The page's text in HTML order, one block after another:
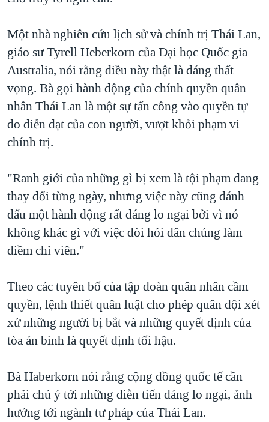
Một nhà nghiên cứu lịch sử và chính trị Thái Lan,
giáo sư Tyrell Heberkorn của Đại học Quốc gia
Australia, nói rằng điều này thật là đáng thất
vọng. Bà gọi hành động của chính quyền quân
nhân Thái Lan là một sự tấn công vào quyền tự
do diễn đạt của con người, vượt khỏi phạm vi
chính trị.
"Ranh giới của những gì bị xem là tội phạm đang
thay đổi từng ngày, nhưng việc này cũng đánh
dấu một hành động rất đáng lo ngại bởi vì nó
không khác gì với việc đòi hỏi dân chúng làm
điềm chỉ viên."
Theo các tuyên bố của tập đoàn quân nhân cầm
quyền, lệnh thiết quân luật cho phép quân đội xét
xử những người bị bắt và những quyết định của
tòa án binh là quyết định tối hậu.
Bà Haberkorn nói rằng cộng đồng quốc tế cần
phải chú ý tới những diễn tiến đáng lo ngại, ảnh
hưởng tới ngành tư pháp của Thái Lan.